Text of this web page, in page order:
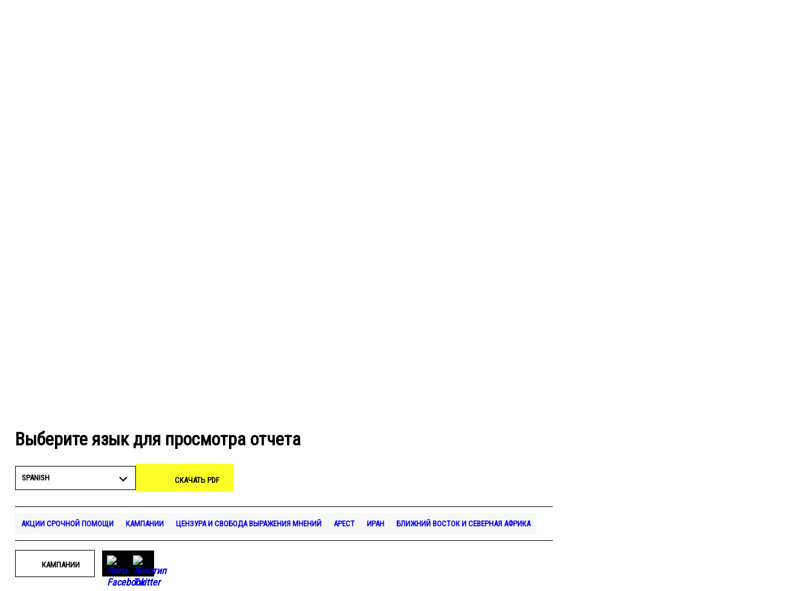
Выберите язык для просмотра отчета
SPANISH СКАЧАТЬ PDF
АКЦИИ СРОЧНОЙ ПОМОЩИ КАМПАНИИ ЦЕНЗУРА И СВОБОДА ВЫРАЖЕНИЯ МНЕНИЙ АРЕСТ ИРАН БЛИЖНИЙ ВОСТОК И СЕВЕРНАЯ АФРИКА
КАМПАНИИ